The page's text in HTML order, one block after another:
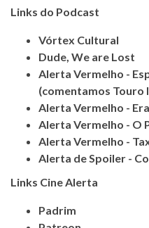
Links do Podcast
Vórtex Cultural
Dude, We are Lost
Alerta Vermelho -
(comentamos Touro
Alerta Vermelho -
Alerta Vermelho - O
Alerta Vermelho -
Alerta de Spoiler -
Links Cine Alerta
Padrim